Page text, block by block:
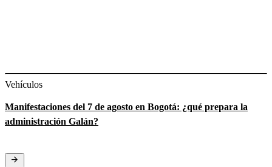
Vehículos
Manifestaciones del 7 de agosto en Bogotá: ¿qué prepara la
administración Galán?